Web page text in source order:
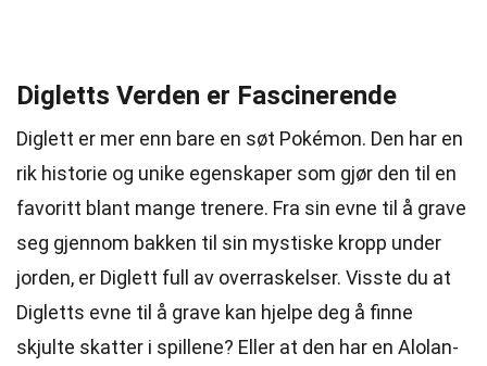
Digletts Verden er Fascinerende
Diglett er mer enn bare en søt Pokémon. Den har en
rik historie og unike egenskaper som gjør den til en
favoritt blant mange trenere. Fra sin evne til å grave
seg gjennom bakken til sin mystiske kropp under
jorden, er Diglett full av overraskelser. Visste du at
Digletts evne til å grave kan hjelpe deg å finne
skjulte skatter i spillene? Eller at den har en Alolan-